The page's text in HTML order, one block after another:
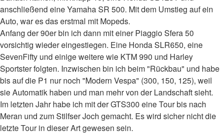
anschließend eine Yamaha SR 500. Mit dem Umstieg auf ein
Auto, war es das erstmal mit Mopeds.
Anfang der 90er bin ich dann mit einer Piaggio Sfera 50
vorsichtig wieder eingestiegen. Eine Honda SLR650, eine
SevenFifty und einige weitere wie KTM 990 und Harley
Sportster folgten. Inzwischen bin ich beim "Rückbau" und habe
bis auf die P1 nur noch "Modern Vespa" (300, 150, 125), weil
sie Automatik haben und man mehr von der Landschaft sieht.
Im letzten Jahr habe ich mit der GTS300 eine Tour bis nach
Meran und zum Stilfser Joch gemacht. Es wird sicher nicht die
letzte Tour in dieser Art gewesen sein.